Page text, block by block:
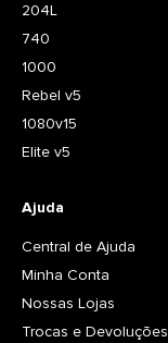
204L
740
1000
Rebel v5
1080v15
Elite v5
Ajuda
Central de Ajuda
Minha Conta
Nossas Lojas
Trocas e Devoluções